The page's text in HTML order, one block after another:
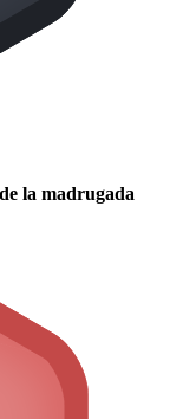
la madrugada